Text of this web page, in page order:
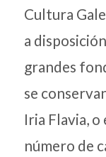
Cultura
a
grandes
se
Iria Flavia,
número de